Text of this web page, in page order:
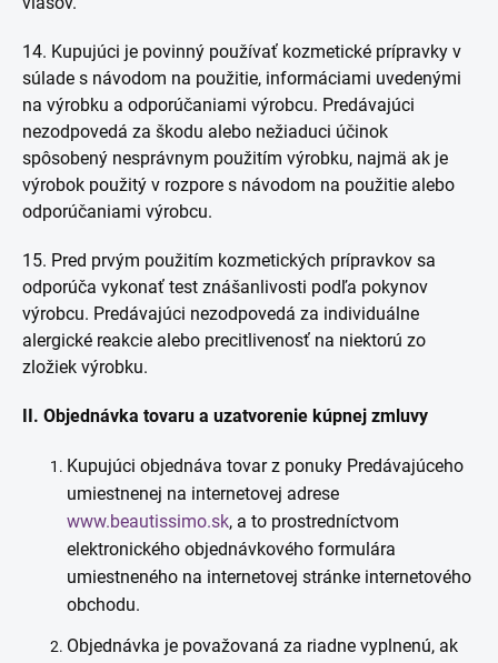
14. Kupujúci je povinný používať kozmetické prípravky v
súlade s návodom na použitie, informáciami uvedenými
na výrobku a odporúčaniami výrobcu. Predávajúci
nezodpovedá za škodu alebo nežiaduci účinok
spôsobený nesprávnym použitím výrobku, najmä ak je
výrobok použitý v rozpore s návodom na použitie alebo
odporúčaniami výrobcu.
15. Pred prvým použitím kozmetických prípravkov sa
odporúča vykonať test znášanlivosti podľa pokynov
výrobcu. Predávajúci nezodpovedá za individuálne
alergické reakcie alebo precitlivenosť na niektorú zo
zložiek výrobku.
II. Objednávka tovaru a uzatvorenie kúpnej zmluvy
Kupujúci objednáva tovar z ponuky Predávajúceho
umiestnenej na internetovej adrese
www.beautissimo.sk, a to prostredníctvom
elektronického objednávkového formulára
umiestneného na internetovej stránke internetového
obchodu.
Objednávka je považovaná za riadne vyplnenú, ak